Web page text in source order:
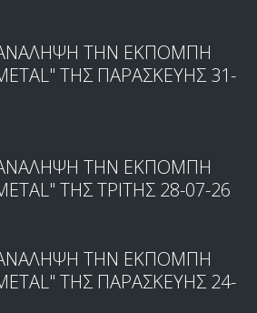
ΤΗΝ ΕΚΠΟΜΠΗ
ΤΗΣ ΠΑΡΑΣΚΕΥΗΣ 31-
ΤΗΝ ΕΚΠΟΜΠΗ
ΤΗΣ ΤΡΙΤΗΣ 28-07-26
ΤΗΝ ΕΚΠΟΜΠΗ
ΤΗΣ ΠΑΡΑΣΚΕΥΗΣ 24-